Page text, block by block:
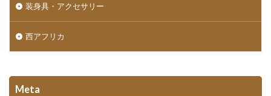
装身具・アクセサリー
西アフリカ
Meta